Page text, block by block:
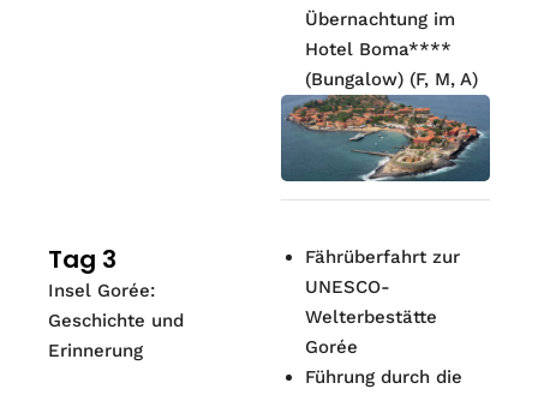
Übernachtung im
Hotel Boma****
(Bungalow) (F, M, A)
Tag 3
Insel Gorée:
Geschichte und
Erinnerung
Fährüberfahrt zur
UNESCO-
Welterbestätte
Gorée
Führung durch die